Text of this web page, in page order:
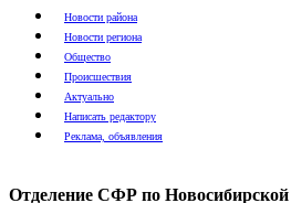
Новости района
Новости региона
Общество
Происшествия
Актуально
Написать редактору
Реклама, объявления
Отделение СФР по